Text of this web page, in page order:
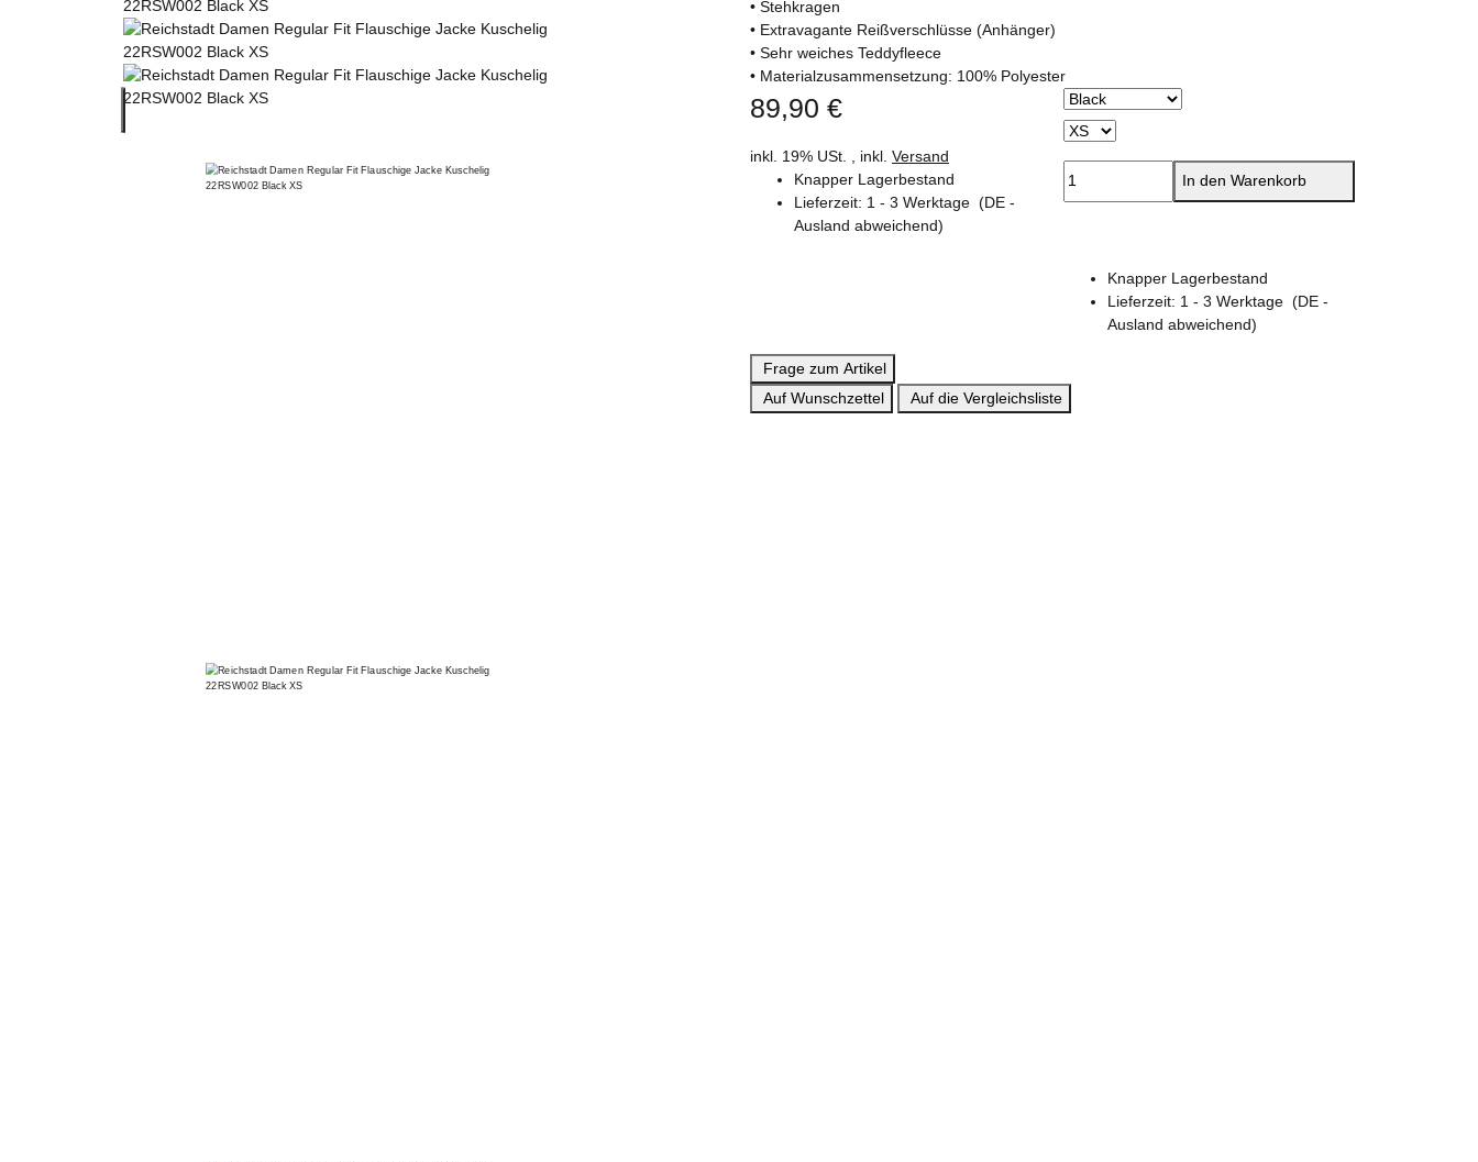
• Stehkragen
• Extravagante Reißverschlüsse (Anhänger)
• Sehr weiches Teddyfleece
• Materialzusammensetzung: 100% Polyester
89,90 €
inkl. 19% USt. , inkl. Versand
Knapper Lagerbestand
Lieferzeit: 1 - 3 Werktage (DE -
Ausland abweichend)
In den Warenkorb
Knapper Lagerbestand
Lieferzeit: 1 - 3 Werktage (DE -
Ausland abweichend)
Frage zum Artikel
Auf Wunschzettel
Auf die Vergleichsliste